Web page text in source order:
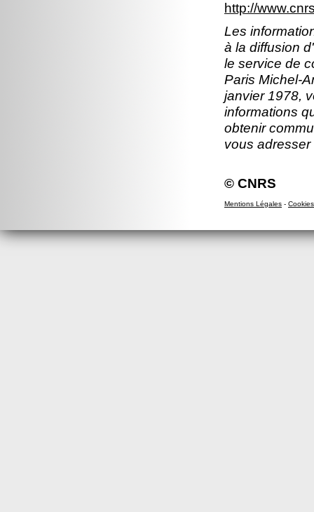
http://
Les
à la diffusion
le service de
Paris Michel-
janvier 1978,
informations
obtenir
vous
© CNRS
Mentions Légales - Cookies